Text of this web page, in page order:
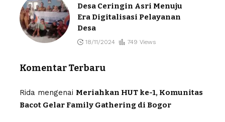
Desa Ceringin Asri Menuju
Era Digitalisasi Pelayanan
Desa
18/11/2024 749 Views
Komentar Terbaru
Rida mengenai Meriahkan HUT ke-1, Komunitas
Bacot Gelar Family Gathering di Bogor